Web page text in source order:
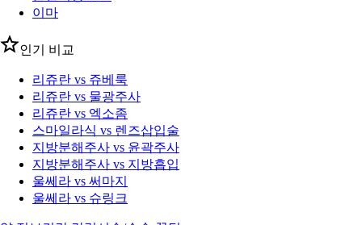
이마
인기 비교
리쥬란 vs 쥬베룩
리쥬란 vs 물광주사
리쥬란 vs 엑소좀
스마일라식 vs 렌즈삽입술
지방분해주사 vs 윤곽주사
지방분해주사 vs 지방흡입
울쎄라 vs 써마지
울쎄라 vs 슈링크